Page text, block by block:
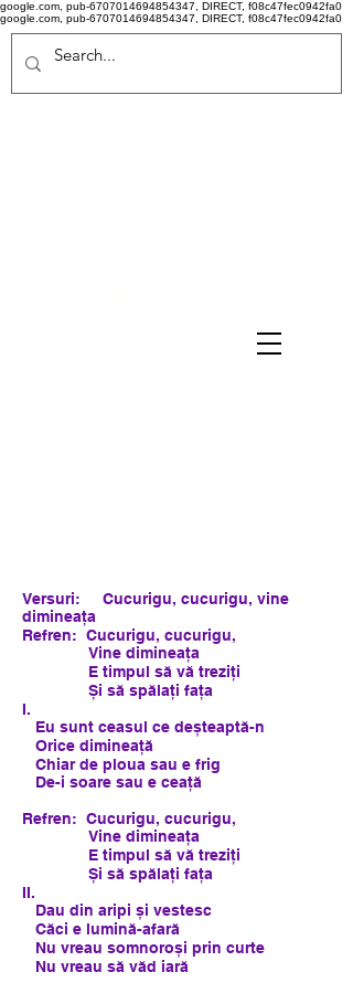
google.com, pub-6707014694854347, DIRECT, f08c47fec0942fa0
google.com, pub-6707014694854347, DIRECT, f08c47fec0942fa0
Versuri: Cucurigu, cucurigu, vine
dimineața
Refren: Cucurigu, cucurigu,
Vine dimineața
E timpul să vă treziți
Și să spălați fața
I.
Eu sunt ceasul ce deșteaptă-n
Orice dimineață
Chiar de ploua sau e frig
De-i soare sau e ceață
Refren: Cucurigu, cucurigu,
Vine dimineața
E timpul să vă treziți
Și să spălați fața
II.
Dau din aripi și vestesc
Căci e lumină-afară
Nu vreau somnoroși prin curte
Nu vreau să văd iară